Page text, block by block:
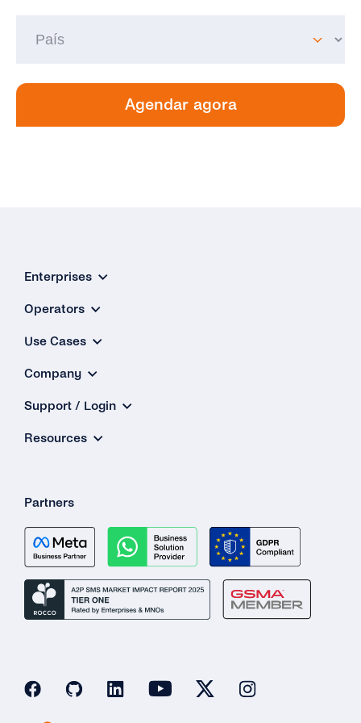
Enterprises
Operators
Use Cases
Company
Support / Login
Resources
Partners